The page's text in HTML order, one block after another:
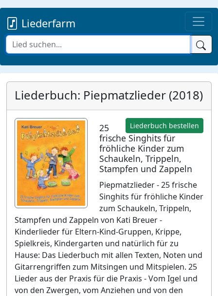
Liederfarm
Liederbuch: Piepmatzlieder (2018)
Liederbuch bestellen
25
frische Singhits für
fröhliche Kinder zum
Schaukeln, Trippeln,
Stampfen und Zappeln
Piepmatzlieder - 25 frische
Singhits für fröhliche Kinder
zum Schaukeln, Trippeln,
Stampfen und Zappeln von Kati Breuer -
Kinderlieder für Eltern-Kind-Gruppen, Krippe,
Spielkreis, Kindergarten und natürlich für zu
Hause: Das Liederbuch mit allen Texten, Noten und
Gitarrengriffen zum Mitsingen und Mitspielen. 25
Lieder aus der Praxis für die Praxis - Vom Igel und
von den Zwergen, vom Anziehen und von den